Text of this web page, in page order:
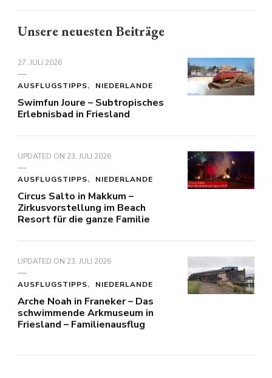
Unsere neuesten Beiträge
27. JULI 2026
AUSFLUGSTIPPS NIEDERLANDE
Swimfun Joure – Subtropisches
Erlebnisbad in Friesland
UPDATED ON 23. JULI 2026
AUSFLUGSTIPPS NIEDERLANDE
Circus Salto in Makkum –
Zirkusvorstellung im Beach
Resort für die ganze Familie
UPDATED ON 23. JULI 2026
AUSFLUGSTIPPS NIEDERLANDE
Arche Noah in Franeker – Das
schwimmende Arkmuseum in
Friesland – Familienausflug